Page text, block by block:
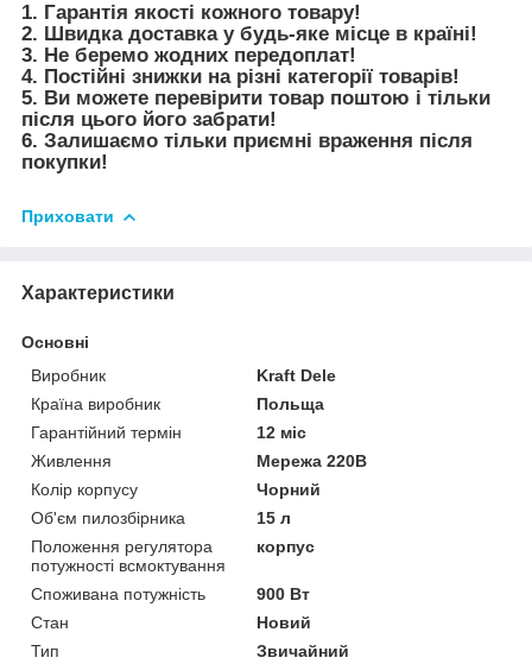
1. Гарантія якості кожного товару!
2. Швидка доставка у будь-яке місце в країні!
3. Не беремо жодних передоплат!
4. Постійні знижки на різні категорії товарів!
5. Ви можете перевірити товар поштою і тільки
після цього його забрати!
6. Залишаємо тільки приємні враження після
покупки!
Приховати
Характеристики
Основні
Виробник
Kraft Dele
Країна виробник
Польща
Гарантійний термін
12 міс
Живлення
Мережа 220В
Колір корпусу
Чорний
Об'єм пилозбірника
15 л
Положення регулятора
потужності всмоктування
корпус
Споживана потужність
900 Вт
Стан
Новий
Тип
Звичайний